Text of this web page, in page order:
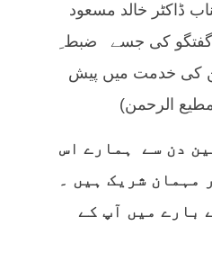
ڈاکٹر خالد مسعود
کی جسے ضبط
کی خدمت میں پیش
الرحمن)
دن سے ہمارے اس
مہمان شریک ہیں ۔
بارے میں آپ کے